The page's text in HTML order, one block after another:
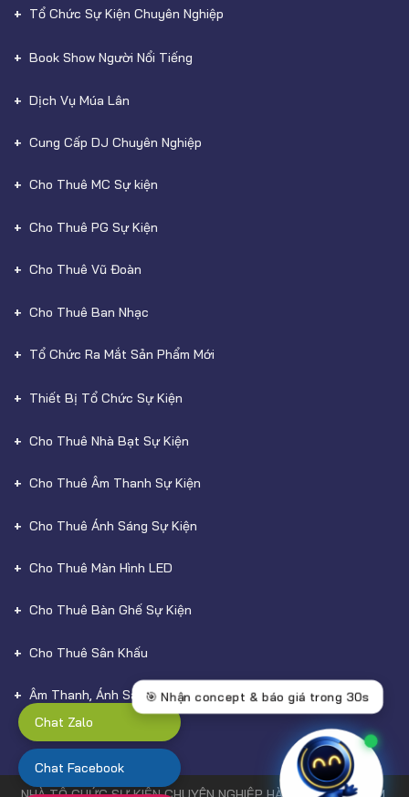
Tổ Chức Sự Kiện Chuyên Nghiệp
Book Show Người Nổi Tiếng
Dịch Vụ Múa Lân
Cung Cấp DJ Chuyên Nghiệp
Cho Thuê MC Sự kiện
Cho Thuê PG Sự Kiện
Cho Thuê Vũ Đoàn
Cho Thuê Ban Nhạc
Tổ Chức Ra Mắt Sản Phẩm Mới
Thiết Bị Tổ Chức Sự Kiện
Cho Thuê Nhà Bạt Sự Kiện
Cho Thuê Âm Thanh Sự Kiện
Cho Thuê Ánh Sáng Sự Kiện
Cho Thuê Màn Hình LED
Cho Thuê Bàn Ghế Sự Kiện
Cho Thuê Sân Khấu
Âm Thanh, Ánh Sáng
Chat Zalo
Chat Facebook